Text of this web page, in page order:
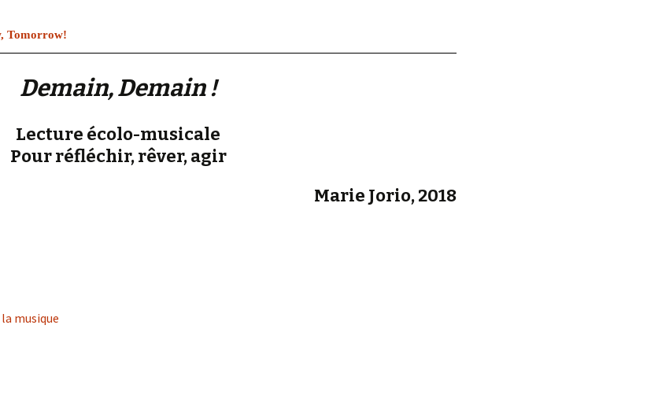
Tomorrow!
Demain, Demain !
Lecture écolo-musicale
Pour réfléchir, rêver, agir
Marie Jorio, 2018
musique